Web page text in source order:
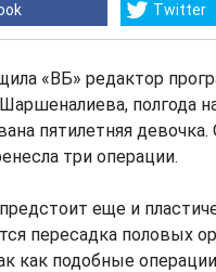
Twitter
«ВБ» редактор
полгода
пятилетняя
три операции.
еще и
пересадка половых
как подобные